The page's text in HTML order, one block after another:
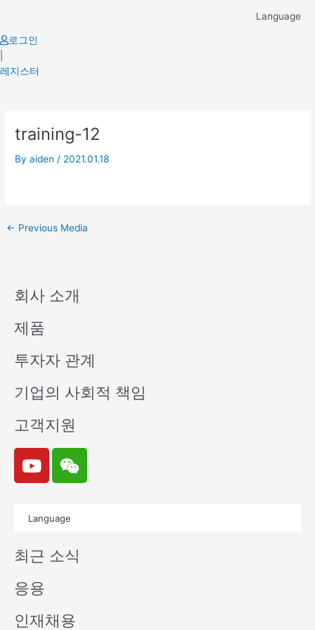
content
Language
로그인
레지스터
training-12
Byaiden / 2021.01.18
navigation
← Previous Media
회사 소개
제품
투자자 관계
기업의 사회적 책임
고객지원
Y
o
u
e
W
e
i
n
Language
최근 소식
응용
인재채용